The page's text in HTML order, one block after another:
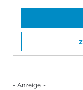
- Anzeige -